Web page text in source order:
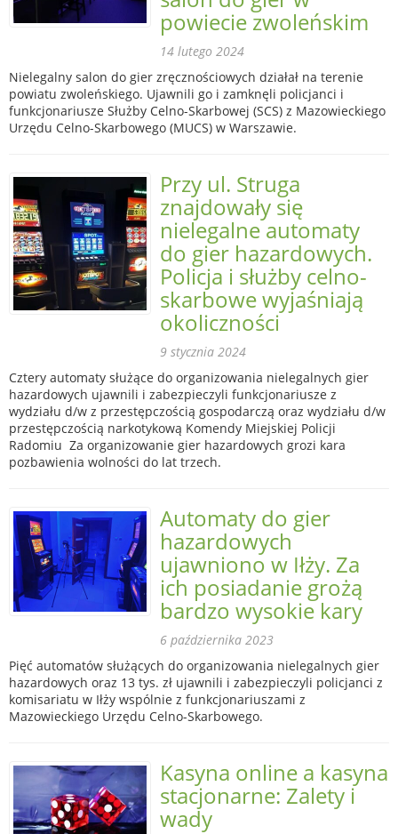
powiecie zwoleńskim
14 lutego 2024
Nielegalny salon do gier zręcznościowych działał na terenie
powiatu zwoleńskiego. Ujawnili go i zamknęli policjanci i
funkcjonariusze Służby Celno-Skarbowej (SCS) z Mazowieckiego
Urzędu Celno-Skarbowego (MUCS) w Warszawie.
Przy ul. Struga
znajdowały się
nielegalne automaty
do gier hazardowych.
Policja i służby celno-
skarbowe wyjaśniają
okoliczności
9 stycznia 2024
Cztery automaty służące do organizowania nielegalnych gier
hazardowych ujawnili i zabezpieczyli funkcjonariusze z
wydziału d/w z przestępczością gospodarczą oraz wydziału d/w
przestępczością narkotykową Komendy Miejskiej Policji
Radomiu Za organizowanie gier hazardowych grozi kara
pozbawienia wolności do lat trzech.
Automaty do gier
hazardowych
ujawniono w Iłży. Za
ich posiadanie grożą
bardzo wysokie kary
6 października 2023
Pięć automatów służących do organizowania nielegalnych gier
hazardowych oraz 13 tys. zł ujawnili i zabezpieczyli policjanci z
komisariatu w Iłży wspólnie z funkcjonariuszami z
Mazowieckiego Urzędu Celno-Skarbowego.
Kasyna online a kasyna
stacjonarne: Zalety i
wady